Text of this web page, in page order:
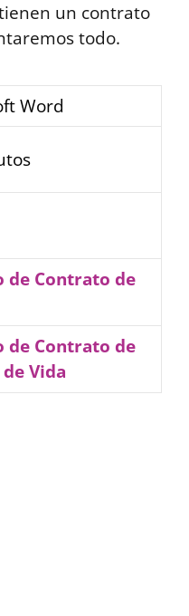
un contrato
todo.
Word
de Contrato de
de Contrato de
Vida